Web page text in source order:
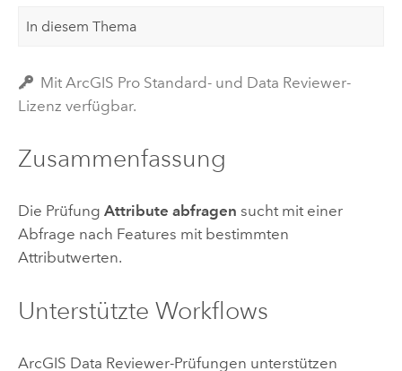
In diesem Thema
Mit ArcGIS Pro Standard- und Data Reviewer-
Lizenz verfügbar.
Zusammenfassung
Die Prüfung Attribute abfragen sucht mit einer
Abfrage nach Features mit bestimmten
Attributwerten.
Unterstützte Workflows
ArcGIS Data Reviewer-Prüfungen unterstützen